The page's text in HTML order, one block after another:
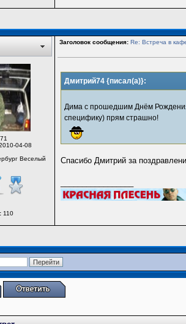
Заголовок сообщения: Re: Встреча в
04-08
Веселый
110
Дмитрий74 {писал(а)}:
Дима с прошедшим Днём
специфику) прям страшно!
Спасибо Дмитрий за